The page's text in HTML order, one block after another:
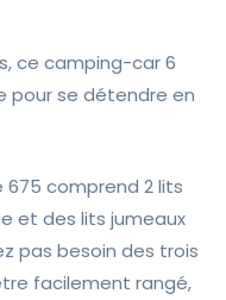
ce camping-car 6
pour se détendre en
675 comprend 2 lits
et des lits jumeaux
pas besoin des trois
facilement rangé,